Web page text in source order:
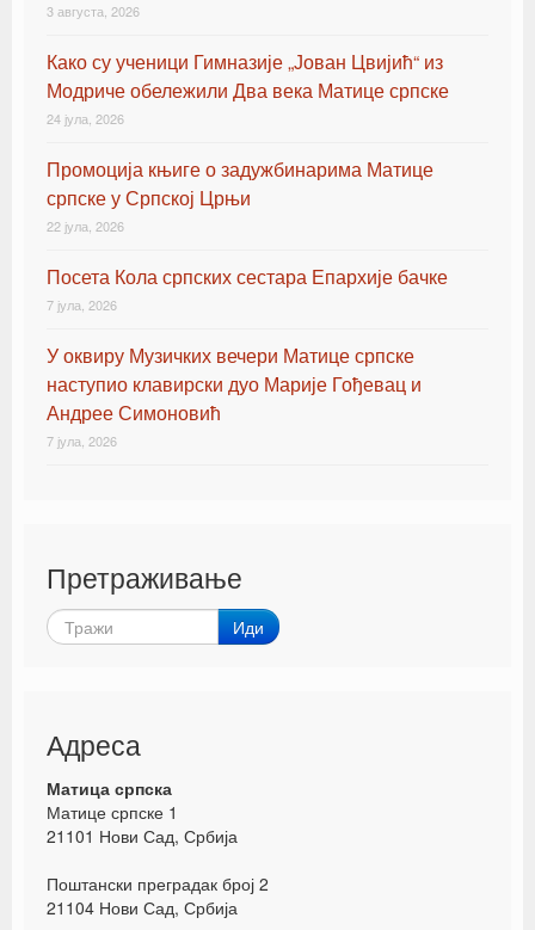
3 августа, 2026
Како су ученици Гимназије „Јован Цвијић“ из
Модриче обележили Два века Матице српске
24 јула, 2026
Промоција књиге о задужбинарима Матице
српске у Српској Црњи
22 јула, 2026
Посета Кола српских сестара Епархије бачке
7 јула, 2026
У оквиру Музичких вечери Матице српске
наступио клавирски дуо Марије Гођевац и
Андрее Симоновић
7 јула, 2026
Претраживање
Иди
Адреса
Матица српска
Матице српске 1
21101 Нови Сад, Србија
Поштански преградак број 2
21104 Нови Сад, Србија